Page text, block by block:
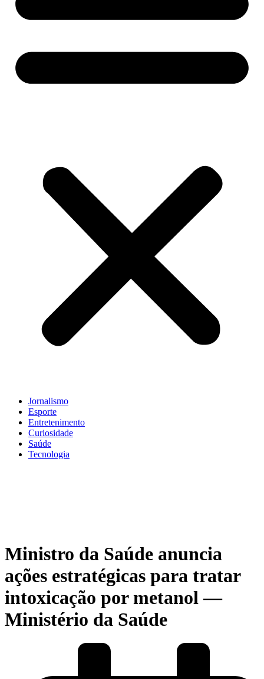
Jornalismo
Esporte
Entretenimento
Curiosidade
Saúde
Tecnologia
Ministro da Saúde anuncia
ações estratégicas para tratar
intoxicação por metanol —
Ministério da Saúde